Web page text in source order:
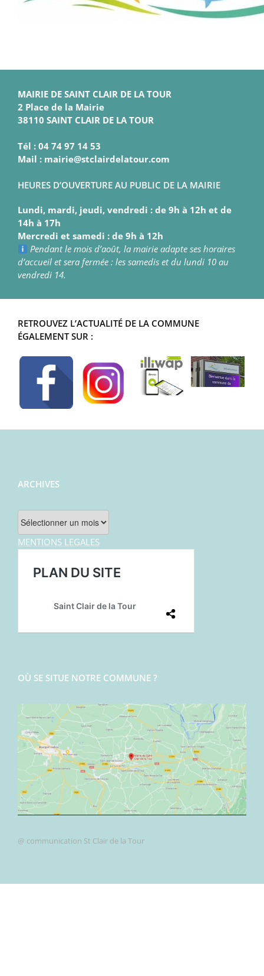
MAIRIE DE SAINT CLAIR DE LA TOUR
2 Place de la Mairie
38110 SAINT CLAIR DE LA TOUR
Tél : 04 74 97 14 53
Mail : mairie@stclairdelatour.com
HEURES D’OUVERTURE AU PUBLIC DE LA MAIRIE
Lundi, mardi, jeudi, vendredi : de 9h à 12h et de
14h à 17h
Mercredi et samedi : de 9h à 12h
Pendant le mois d’août, la mairie adapte ses horaires
d’accueil et sera fermée : les samedis et du lundi 10 au
vendredi 14.
RETROUVEZ L’ACTUALITÉ DE LA COMMUNE
ÉGALEMENT SUR :
ARCHIVES
Archives
MENTIONS LEGALES
OÙ SE SITUE NOTRE COMMUNE ?
@ communication St Clair de la Tour